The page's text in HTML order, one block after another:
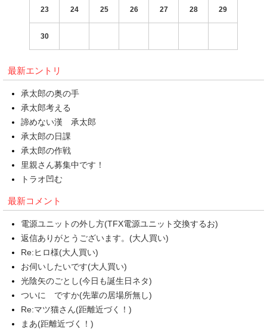
23 24 25 26 27 28 29
30
最新エントリ
承太郎の奥の手
承太郎考える
諦めない漢 承太郎
承太郎の日課
承太郎の作戦
里親さん募集中です！
トラオ凹む
最新コメント
電源ユニットの外し方(TFX電源ユニット交換するお)
返信ありがとうございます。(大人買い)
Re:ヒロ様(大人買い)
お伺いしたいです(大人買い)
光陰矢のごとし(今日も誕生日ネタ)
ついに ですか(先輩の居場所無し)
Re:マツ猫さん(距離近づく！)
まあ(距離近づく！)